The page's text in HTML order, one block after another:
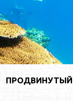
ПРОДВИНУТЫЙ